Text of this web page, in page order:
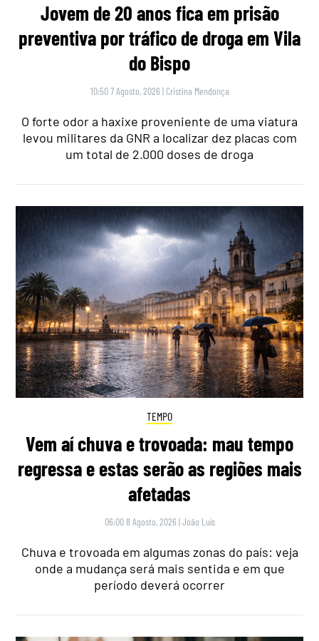
Jovem de 20 anos fica em prisão
preventiva por tráfico de droga em Vila
do Bispo
10:50 7 Agosto, 2026 | Cristina Mendonça
O forte odor a haxixe proveniente de uma viatura
levou militares da GNR a localizar dez placas com
um total de 2.000 doses de droga
TEMPO
Vem aí chuva e trovoada: mau tempo
regressa e estas serão as regiões mais
afetadas
06:00 8 Agosto, 2026 |João Luís
Chuva e trovoada em algumas zonas do país: veja
onde a mudança será mais sentida e em que
período deverá ocorrer